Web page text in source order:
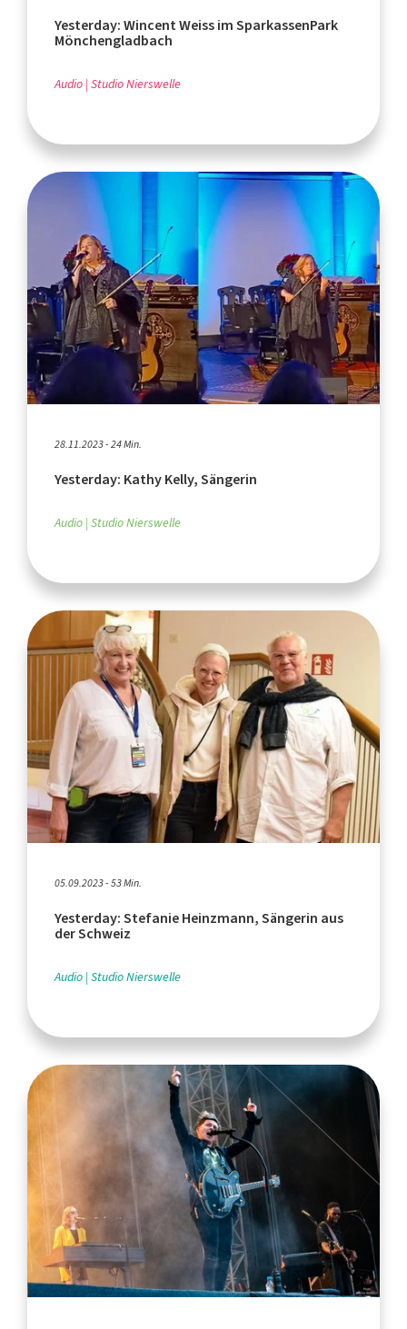
Yesterday: Wincent Weiss im SparkassenPark
Mönchengladbach
Audio Studio Nierswelle
28.11.2023 - 24 Min.
Yesterday: Kathy Kelly, Sängerin
Audio Studio Nierswelle
05.09.2023 - 53 Min.
Yesterday: Stefanie Heinzmann, Sängerin aus
der Schweiz
Audio Studio Nierswelle